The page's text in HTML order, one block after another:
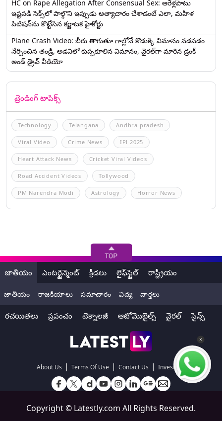
HC on Rape Allegation After Consensual Sex: ఆరేళ్లపాటు
ఇష్టపడి సెక్స్‌లో పాల్గొని ఇప్పుడు అత్యాచారం చేశాడంటే ఎలా, మహిళ
పిటిషన్‌ను కొట్టేసిన కర్ణాటక హైకోర్టు
Plane Crash Video: బీరు తాగుతూ గాల్లోనే కొడుక్కి విమానం నడపడం
నేర్పించిన తండ్రి, అడవిలో కుప్పకూలిన విమానం, వైరల్‌గా మారిన డ్రంక్‌
అండ్ డ్రైవ్ వీడియో
ట్రెండింగ్ టాపిక్స్
Technology Telangana Andhra pradesh
Viral Video Crime News IPl 2025
Heart Attack News Cricket Viral Videos
Road Accident Videos Tollywood
PM Narendra Modi Astrology Horror News
జాతీయం ఎంటర్టైన్మెంట్ క్రీడలు లైఫ్‌స్టైల్ రాష్ట్రీయం
జాతీయం రాజకీయాలు సమాచారం విద్య వార్తలు
రచయితలు ప్రపంచం టెక్నాలజీ ఆటోమొబైల్స్ వైరల్ సైన్స్
About Us | Terms Of Use | Contact Us | Investors
Copyright © Latestly.com All Rights Reserved.